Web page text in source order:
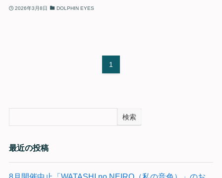
2026年3月8日 DOLPHIN EYES
1
検索
最近の投稿